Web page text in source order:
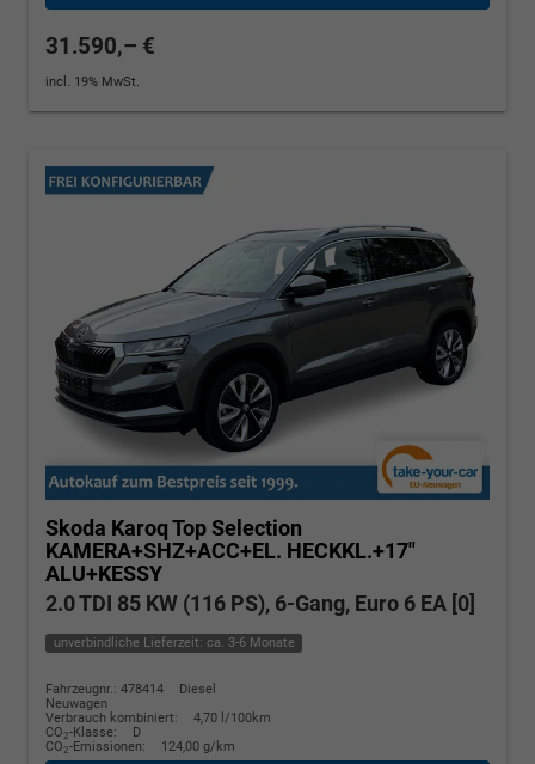
31.590,– €
incl. 19% MwSt.
Skoda KaroqTop Selection
KAMERA+SHZ+ACC+EL. HECKKL.+17"
ALU+KESSY
2.0 TDI 85 KW (116 PS), 6-Gang, Euro 6 EA [0]
unverbindliche Lieferzeit: ca. 3-6 Monate
Fahrzeugnr.: 478414
Diesel
Neuwagen
Verbrauch kombiniert:
4,70 l/100km
CO2-Klasse:
D
CO2-Emissionen: 124,00 g/km